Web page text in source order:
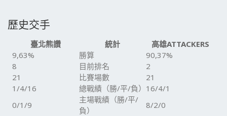
歷史交手
臺北熊讚 統計
高雄ATTACKERS
9,63%
勝算
90,37%
8
目前排名
2
21
比賽場數
21
1/4/16
總戰績（勝/平/負） 16/4/1
0/1/9
主場戰績（勝/平/
負）
8/2/0